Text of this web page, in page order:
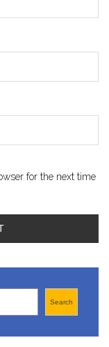
for the next time
Search